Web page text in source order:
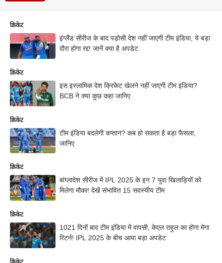
क्रिकेट
इंग्लैंड सीरीज के बाद पड़ोसी देश नहीं जाएगी टीम इंडिया, ये बड़ा
दौरा होगा रद्द! जानें क्या है अपडेट
क्रिकेट
इस इस्लामिक देश क्रिकेट खेलने नहीं जाएगी टीम इंडिया?
BCB ने क्या कुछ कहा जानिए
क्रिकेट
टीम इंडिया बदलेगी कप्तान? कब हो सकता है बड़ा फैसला,
जानिए
क्रिकेट
बांग्लादेश सीरीज में IPL 2025 के इन 7 युवा खिलाड़ियों को
मिलेगा मौका! देखें संभावित 15 सदस्यीय टीम
क्रिकेट
1021 दिनों बाद टीम इंडिया में वापसी, केएल राहुल का होगा मेगा
रिटर्न! IPL 2025 के बीच आया बड़ा अपडेट